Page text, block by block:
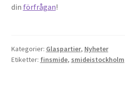
din förfrågan!
Kategorier: Glaspartier, Nyheter
Etiketter: finsmide, smideistockholm